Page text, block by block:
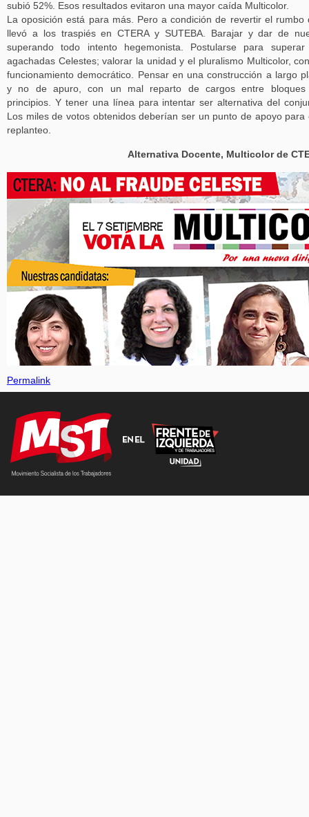
subió 52%. Esos resultados evitaron una mayor caída Multicolor.
La oposición está para más. Pero a condición de revertir el rumbo
llevó a los traspiés en CTERA y SUTEBA. Barajar y dar de
superando todo intento hegemonista. Postularse para superar
agachadas Celestes; valorar la unidad y el pluralismo Multicolor,
funcionamiento democrático. Pensar en una construcción a largo
y no de apuro, con un mal reparto de cargos entre bloques
principios. Y tener una línea para intentar ser alternativa del
Los miles de votos obtenidos deberían ser un punto de apoyo para
replanteo.
Alternativa Docente, Multicolor de
Permalink